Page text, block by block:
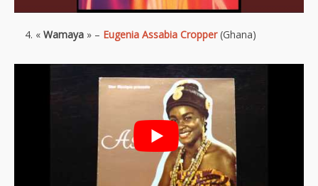
« Wamaya » – Eugenia Assabia Cropper(Ghana)